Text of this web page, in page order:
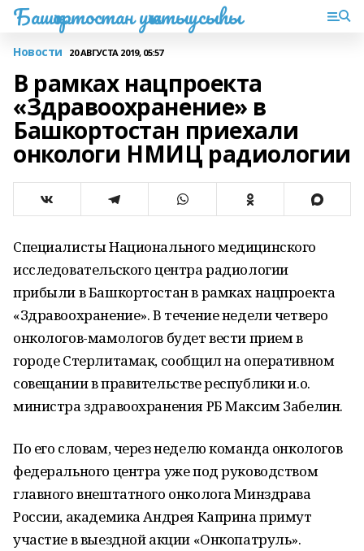
Башҡортостан уҡытыусыһы
Новости 20 АВГУСТА 2019, 05:57
В рамках нацпроекта
«Здравоохранение» в
Башкортостан приехали
онкологи НМИЦ радиологии
Специалисты Национального медицинского
исследовательского центра радиологии
прибыли в Башкортостан в рамках нацпроекта
«Здравоохранение». В течение недели четверо
онкологов-мамологов будет вести прием в
городе Стерлитамак, сообщил на оперативном
совещании в правительстве республики и.о.
министра здравоохранения РБ Максим Забелин.
По его словам, через неделю команда онкологов
федерального центра уже под руководством
главного внештатного онколога Минздрава
России, академика Андрея Каприна примут
участие в выездной акции «Онкопатруль».